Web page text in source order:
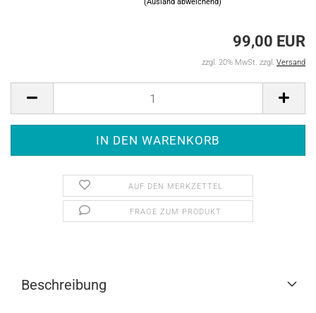
99,00 EUR
zzgl. 20% MwSt. zzgl. Versand
AUF DEN MERKZETTEL
FRAGE ZUM PRODUKT
Beschreibung